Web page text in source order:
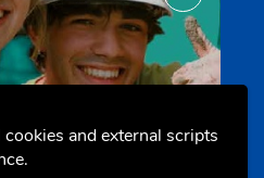
and external scripts